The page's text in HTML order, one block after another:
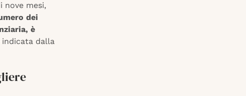
nove mesi,
dei
è
dalla